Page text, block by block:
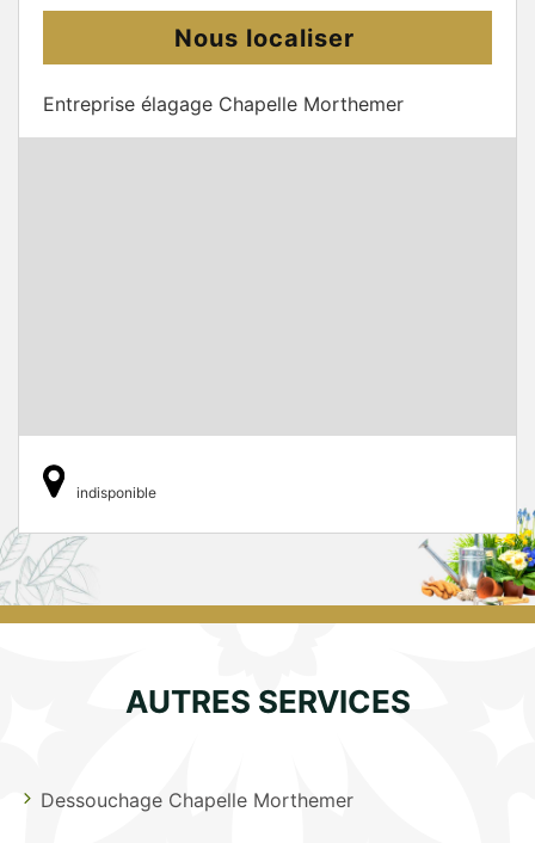
Nous localiser
Entreprise élagage Chapelle Morthemer
indisponible
AUTRES SERVICES
Dessouchage Chapelle Morthemer